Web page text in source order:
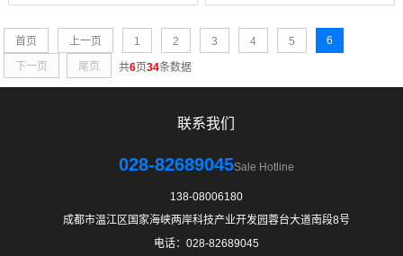
首页 上一页 1 2 3 4 5 6
下一页 尾页 共6页34条数据
联系我们
028-82689045Sale Hotline
138-08006180
成都市温江区国家海峡两岸科技产业开发园蓉台大道南段8号
电话：028-82689045